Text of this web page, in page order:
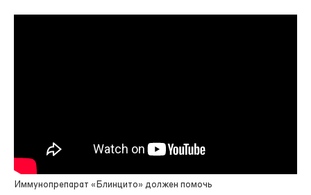
Иммунопрепарат «Блинцито» должен помочь